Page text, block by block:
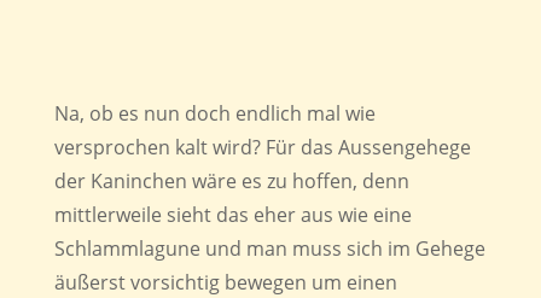
Na, ob es nun doch endlich mal wie
versprochen kalt wird? Für das Aussengehege
der Kaninchen wäre es zu hoffen, denn
mittlerweile sieht das eher aus wie eine
Schlammlagune und man muss sich im Gehege
äußerst vorsichtig bewegen um einen